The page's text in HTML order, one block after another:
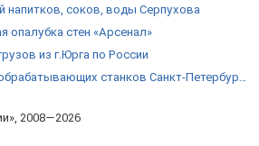
2008—2026
напитков, соков, воды Серпухова
опалубка стен «Арсенал»
из г.Юрга по России
Производители деревообрабатывающих станков Санкт-Петербурга